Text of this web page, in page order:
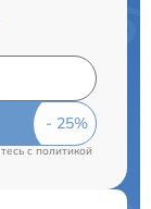
c политикой